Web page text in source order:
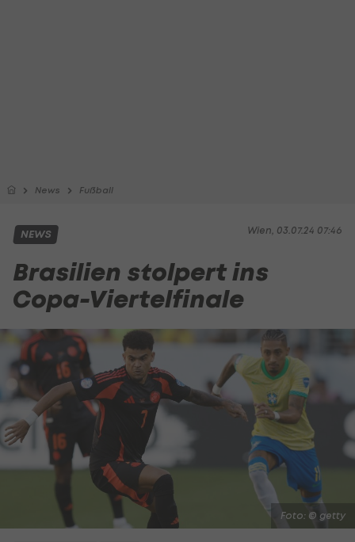
News Fußball
Wien, 03.07.24 07:46
NEWS
Brasilien stolpert ins
Copa-Viertelfinale
Foto: © getty